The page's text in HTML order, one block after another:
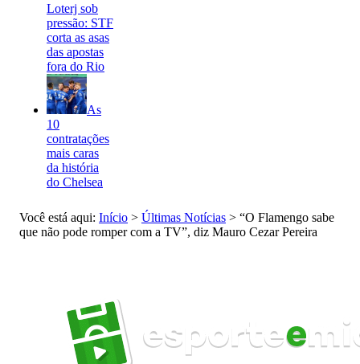
Loterj sob
pressão: STF
corta as asas
das apostas
fora do Rio
As
10
contratações
mais caras
da história
do Chelsea
Você está aqui: Início > Últimas Notícias > “O Flamengo sabe
que não pode romper com a TV”, diz Mauro Cezar Pereira